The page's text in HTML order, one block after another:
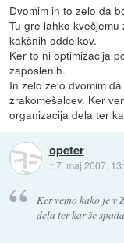
Dvomim in to zelo da
Tu gre lahko
kakšnih oddelkov.
Ker to ni optimizacija
zaposlenih.
In zelo zelo dvomim
zrakomešalcev. Ker
organizacija dela ter
opeter
::7. maj 2007,
Ker vemo kako je v
dela ter kar še